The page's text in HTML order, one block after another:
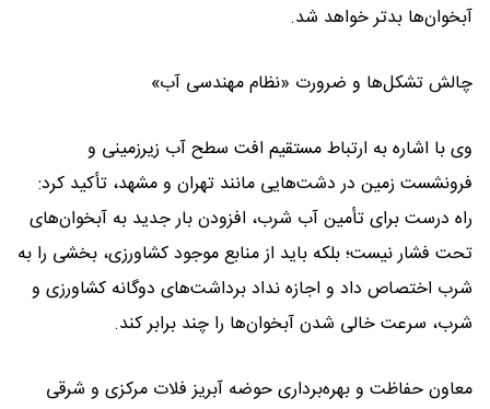
آبخوان‌ها بدتر خواهد شد.
چالش تشکل‌ها و ضرورت «نظام مهندسی آب»
وی با اشاره به ارتباط مستقیم افت سطح آب زیرزمینی و
فرونشست زمین در دشت‌هایی مانند تهران و مشهد، تأکید کرد:
راه درست برای تأمین آب شرب، افزودن بار جدید به آبخوان‌های
تحت فشار نیست؛ بلکه باید از منابع موجود کشاورزی، بخشی را به
شرب اختصاص داد و اجازه نداد برداشت‌های دوگانه کشاورزی و
شرب، سرعت خالی شدن آبخوان‌ها را چند برابر کند.
معاون حفاظت و بهره‌برداری حوضه آبریز فلات مرکزی و شرقی